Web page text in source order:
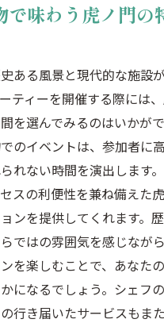
で味わう虎ノ門の
ある風景と現代的な施設
ティーを開催する際には
を選んでみるのはいかが
のイベントは、参加者に
れない時間を演出します
スの利便性を兼ね備えた虎
ンを提供してくれます。
ではの雰囲気を感じなが
を楽しむことで、あなた
になるでしょう。シェフ
行き届いたサービスもま